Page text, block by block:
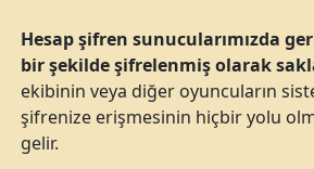
Hesap şifren sunucularımızda
bir şekilde şifrelenmiş olarak
ekibinin veya diğer oyuncuların
şifrenize erişmesinin hiçbir yolu
gelir.